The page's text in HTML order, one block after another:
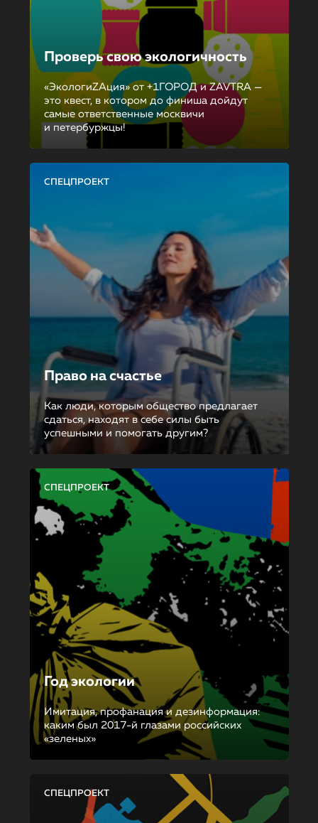
Проверь свою экологичность
«ЭкологиZAция» от +1ГОРОД и ZAVTRA —
это квест, в котором до финиша дойдут
самые ответственные москвичи
и петербуржцы!
СПЕЦПРОЕКТ
Право на счастье
Как люди, которым общество предлагает
сдаться, находят в себе силы быть
успешными и помогать другим?
СПЕЦПРОЕКТ
Год экологии
Имитация, профанация и дезинформация:
каким был 2017-й глазами российских
«зеленых»
СПЕЦПРОЕКТ